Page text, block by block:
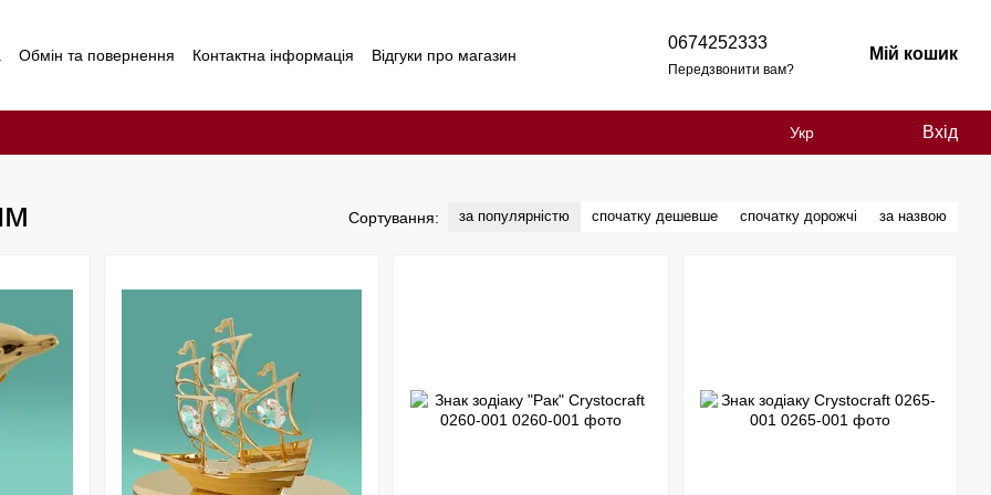
Обмін та повернення Контактна інформація Відгуки про магазин
0674252333
Передзвонити вам?
Мій кошик
Укр Вхід
Сортування: за популярністю спочатку дешевше спочатку дорожчі за назвою